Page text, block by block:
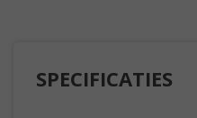
SPECIFICATIES